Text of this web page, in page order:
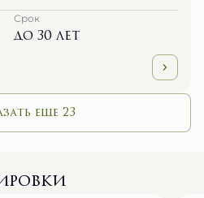
до 30 лет